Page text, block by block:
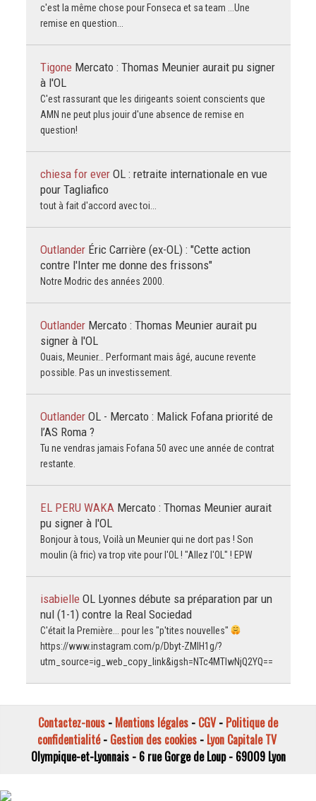
c'est la même chose pour Fonseca et sa team ...Une
remise en question...
Tigone Mercato : Thomas Meunier aurait pu signer
à l'OL
C'est rassurant que les dirigeants soient conscients que
AMN ne peut plus jouir d'une absence de remise en
question!
chiesa for ever OL : retraite internationale en vue
pour Tagliafico
tout à fait d'accord avec toi...
Outlander Éric Carrière (ex-OL) : "Cette action
contre l'Inter me donne des frissons"
Notre Modric des années 2000.
Outlander Mercato : Thomas Meunier aurait pu
signer à l'OL
Ouais, Meunier… Performant mais âgé, aucune revente
possible. Pas un investissement.
Outlander OL - Mercato : Malick Fofana priorité de
l’AS Roma ?
Tu ne vendras jamais Fofana 50 avec une année de contrat
restante.
EL PERU WAKA Mercato : Thomas Meunier aurait
pu signer à l'OL
Bonjour à tous, Voilà un Meunier qui ne dort pas ! Son
moulin (à fric) va trop vite pour l'OL ! "Allez l'OL" ! EPW
isabielle OL Lyonnes débute sa préparation par un
nul (1-1) contre la Real Sociedad
C'était la Première... pour les "p'tites nouvelles"
https://www.instagram.com/p/Dbyt-ZMlH1g/?
utm_source=ig_web_copy_link&igsh=NTc4MTIwNjQ2YQ==
Contactez-nous - Mentions légales - CGV- Politique de
confidentialité- Gestion des cookies- Lyon Capitale TV
Olympique-et-Lyonnais - 6 rue Gorge de Loup - 69009 Lyon